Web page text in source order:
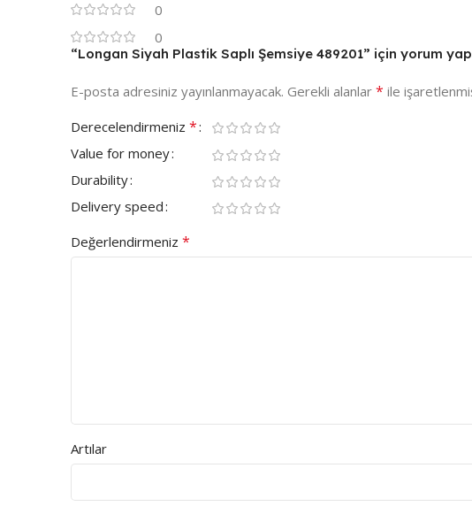
0
0
“Longan Siyah Plastik Saplı Şemsiye 489201” için yorum
E-posta adresiniz yayınlanmayacak. Gerekli alanlar * ile
Derecelendirmeniz *
Value for money
Durability
Delivery speed
Değerlendirmeniz *
Artılar